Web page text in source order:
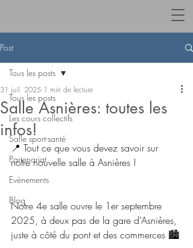
Post
Tous les posts
Les cours collectifs
Salle sport-santé
Partenariat
Evènements
Blog
Tous les posts
Salle Asnières: toutes les
infos!
31 juil. 2025 1 min de lecture
📍 Tout ce que vous devez savoir sur
notre nouvelle salle à Asnières !
Notre 4e salle ouvre le 1er septembre
2025, à deux pas de la gare d’Asnières,
juste à côté du pont et des commerces 🏙️